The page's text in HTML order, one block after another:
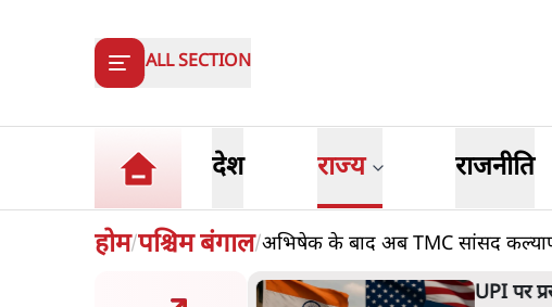
ALL SECTION
देश राज्य राजनीति
होम/पश्चिम बंगाल/अभिषेक के बाद अब TMC सांसद
प्रस्तावित शुल्क के पीछे ट्रंप
'E20- दाल